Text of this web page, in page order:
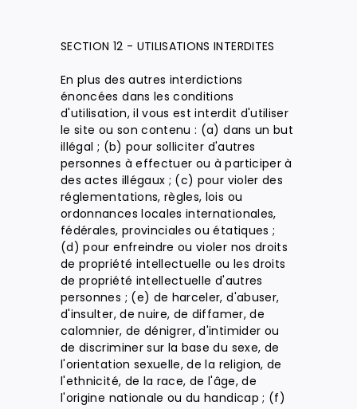
SECTION 12 - UTILISATIONS INTERDITES
En plus des autres interdictions
énoncées dans les conditions
d'utilisation, il vous est interdit d'utiliser
le site ou son contenu : (a) dans un but
illégal ; (b) pour solliciter d'autres
personnes à effectuer ou à participer à
des actes illégaux ; (c) pour violer des
réglementations, règles, lois ou
ordonnances locales internationales,
fédérales, provinciales ou étatiques ;
(d) pour enfreindre ou violer nos droits
de propriété intellectuelle ou les droits
de propriété intellectuelle d'autres
personnes ; (e) de harceler, d'abuser,
d'insulter, de nuire, de diffamer, de
calomnier, de dénigrer, d'intimider ou
de discriminer sur la base du sexe, de
l'orientation sexuelle, de la religion, de
l'ethnicité, de la race, de l'âge, de
l'origine nationale ou du handicap ; (f)